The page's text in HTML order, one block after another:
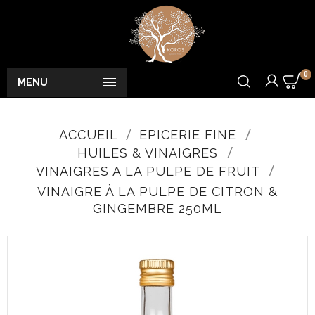

MENU
0
ACCUEIL
EPICERIE FINE
HUILES & VINAIGRES
VINAIGRES A LA PULPE DE FRUIT
VINAIGRE À LA PULPE DE CITRON &
GINGEMBRE 250ML